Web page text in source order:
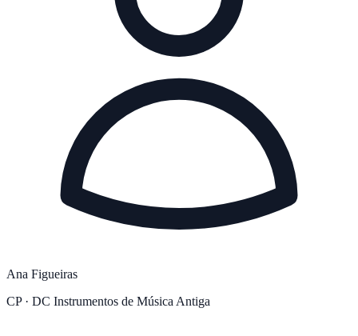
Ana Figueiras
CP · DC Instrumentos de Música Antiga